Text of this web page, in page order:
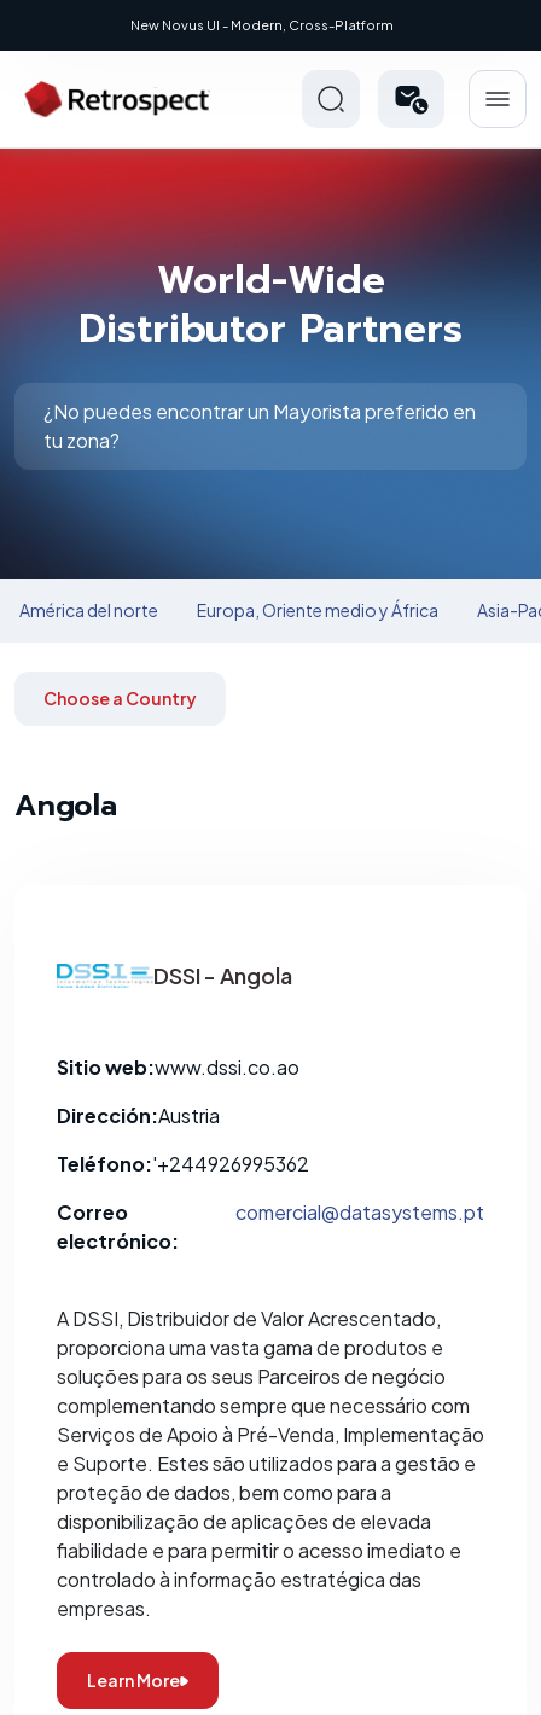
New Novus UI - Modern, Cross-Platform
World-Wide
Distributor Partners
¿No puedes encontrar un Mayorista preferido en
tu zona?
América del norte Europa, Oriente medio y África Asia-
Choose a Country
Angola
DSSI - Angola
Sitio web:www.dssi.co.ao
Dirección:Austria
Teléfono:'+244926995362
Correo
electrónico:
comercial@datasystems.pt
A DSSI, Distribuidor de Valor Acrescentado,
proporciona uma vasta gama de produtos e
soluções para os seus Parceiros de negócio
complementando sempre que necessário com
Serviços de Apoio à Pré-Venda, Implementação
e Suporte. Estes são utilizados para a gestão e
proteção de dados, bem como para a
disponibilização de aplicações de elevada
fiabilidade e para permitir o acesso imediato e
controlado à informação estratégica das
empresas.
Learn More